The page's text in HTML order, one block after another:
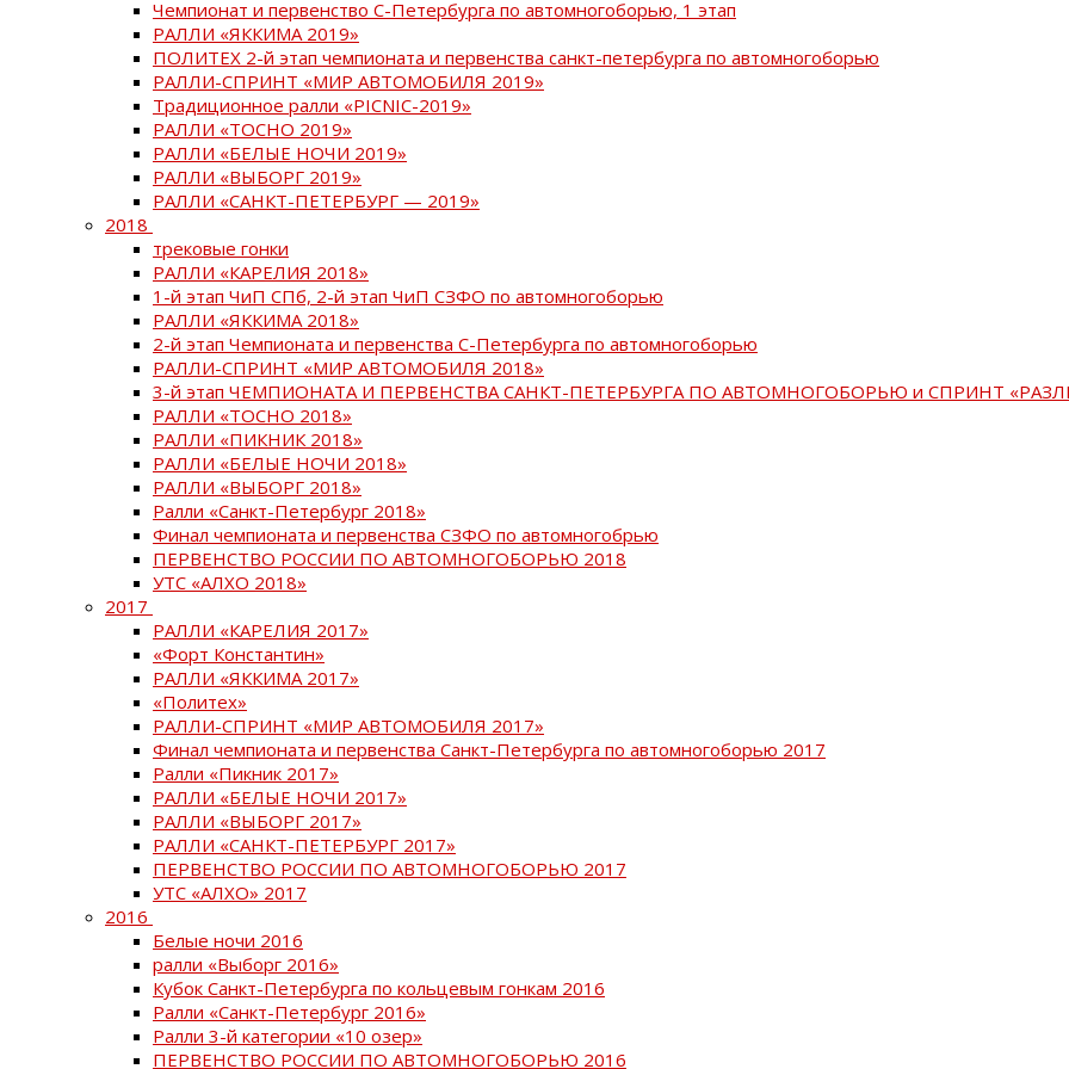
Чемпионат и первенство С-Петербурга по автомногоборью, 1 этап
РАЛЛИ «ЯККИМА 2019»
ПОЛИТЕХ 2-й этап чемпионата и первенства санкт-петербурга по автомногоборью
РАЛЛИ-СПРИНТ «МИР АВТОМОБИЛЯ 2019»
Традиционное ралли «PICNIC-2019»
РАЛЛИ «ТОСНО 2019»
РАЛЛИ «БЕЛЫЕ НОЧИ 2019»
РАЛЛИ «ВЫБОРГ 2019»
РАЛЛИ «САНКТ-ПЕТЕРБУРГ — 2019»
2018
трековые гонки
РАЛЛИ «КАРЕЛИЯ 2018»
1-й этап ЧиП СПб, 2-й этап ЧиП СЗФО по автомногоборью
РАЛЛИ «ЯККИМА 2018»
2-й этап Чемпионата и первенства С-Петербурга по автомногоборью
РАЛЛИ-СПРИНТ «МИР АВТОМОБИЛЯ 2018»
3-й этап ЧЕМПИОНАТА И ПЕРВЕНСТВА САНКТ-ПЕТЕРБУРГА ПО АВТОМНОГОБОРЬЮ и СПРИНТ
РАЛЛИ «ТОСНО 2018»
РАЛЛИ «ПИКНИК 2018»
РАЛЛИ «БЕЛЫЕ НОЧИ 2018»
РАЛЛИ «ВЫБОРГ 2018»
Ралли «Санкт-Петербург 2018»
Финал чемпионата и первенства СЗФО по автомногобрью
ПЕРВЕНСТВО РОССИИ ПО АВТОМНОГОБОРЬЮ 2018
УТС «АЛХО 2018»
2017
РАЛЛИ «КАРЕЛИЯ 2017»
«Форт Константин»
РАЛЛИ «ЯККИМА 2017»
«Политех»
РАЛЛИ-СПРИНТ «МИР АВТОМОБИЛЯ 2017»
Финал чемпионата и первенства Санкт-Петербурга по автомногоборью 2017
Ралли «Пикник 2017»
РАЛЛИ «БЕЛЫЕ НОЧИ 2017»
РАЛЛИ «ВЫБОРГ 2017»
РАЛЛИ «САНКТ-ПЕТЕРБУРГ 2017»
ПЕРВЕНСТВО РОССИИ ПО АВТОМНОГОБОРЬЮ 2017
УТС «АЛХО» 2017
2016
Белые ночи 2016
ралли «Выборг 2016»
Кубок Санкт-Петербурга по кольцевым гонкам 2016
Ралли «Санкт-Петербург 2016»
Ралли 3-й категории «10 озер»
ПЕРВЕНСТВО РОССИИ ПО АВТОМНОГОБОРЬЮ 2016